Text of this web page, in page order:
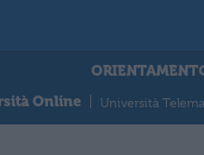
Online
Università